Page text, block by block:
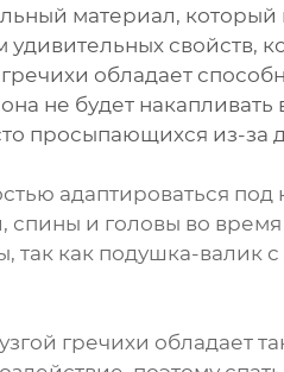
материал, который
свойств,
обладает
не будет накапливать
просыпающихся из-за
адаптироваться под
и головы во
так как подушка-валик
гречихи обладает